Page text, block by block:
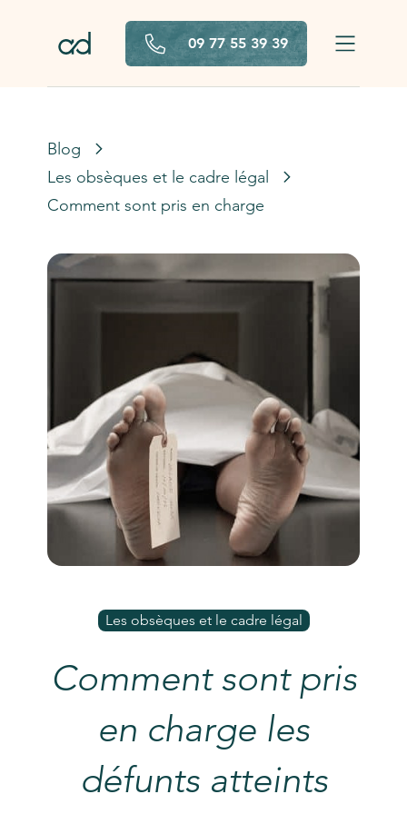
09 77 55 39 39
Blog
Les obsèques et le cadre légal
Comment sont pris en charge les défunts
Les obsèques et le cadre légal
Comment sont pris
en charge les
défunts atteints